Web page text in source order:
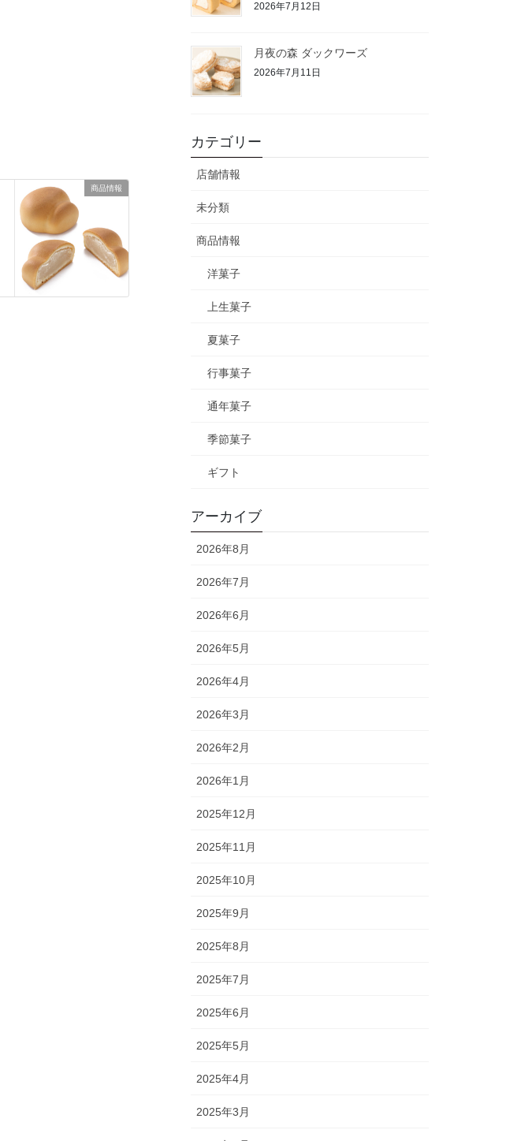
商品情報
2026年7月12日
月夜の森 ダックワーズ
2026年7月11日
カテゴリー
店舗情報
未分類
商品情報
洋菓子
上生菓子
夏菓子
行事菓子
通年菓子
季節菓子
ギフト
アーカイブ
2026年8月
2026年7月
2026年6月
2026年5月
2026年4月
2026年3月
2026年2月
2026年1月
2025年12月
2025年11月
2025年10月
2025年9月
2025年8月
2025年7月
2025年6月
2025年5月
2025年4月
2025年3月